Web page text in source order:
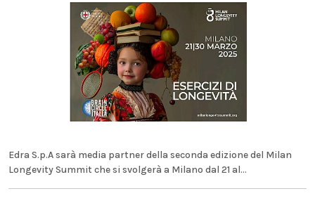
Edra S.p.A sarà media partner della seconda edizione del Milan
Longevity Summit che si svolgerà a Milano dal 21 al...